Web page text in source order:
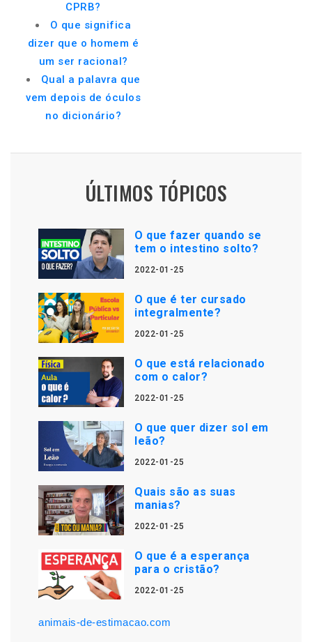
CPRB?
O que significa
dizer que o homem é
um ser racional?
Qual a palavra que
vem depois de óculos
no dicionário?
ÚLTIMOS TÓPICOS
O que fazer quando se
tem o intestino solto?
2022-01-25
O que é ter cursado
integralmente?
2022-01-25
O que está relacionado
com o calor?
2022-01-25
O que quer dizer sol em
leão?
2022-01-25
Quais são as suas
manias?
2022-01-25
O que é a esperança
para o cristão?
2022-01-25
animais-de-estimacao.com